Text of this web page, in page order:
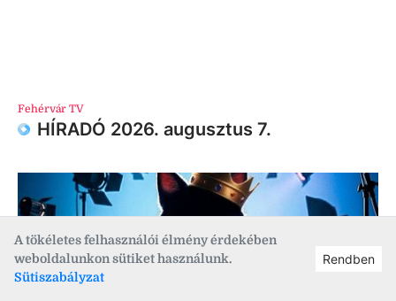
A tökéletes felhasználói élmény érdekében
weboldalunkon sütiket használunk.
Sütiszabályzat
Rendben
Fehérvár TV
HÍRADÓ 2026. augusztus 7.